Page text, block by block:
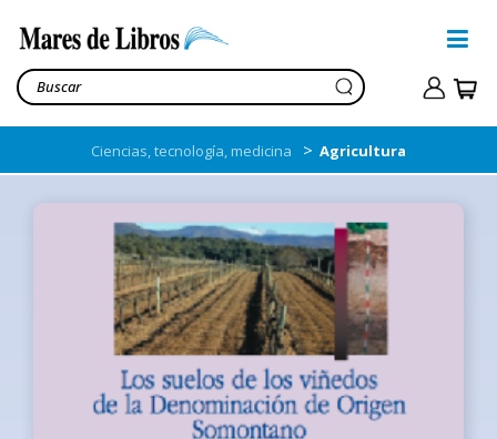
Ciencias, tecnología, medicina > Agricultura